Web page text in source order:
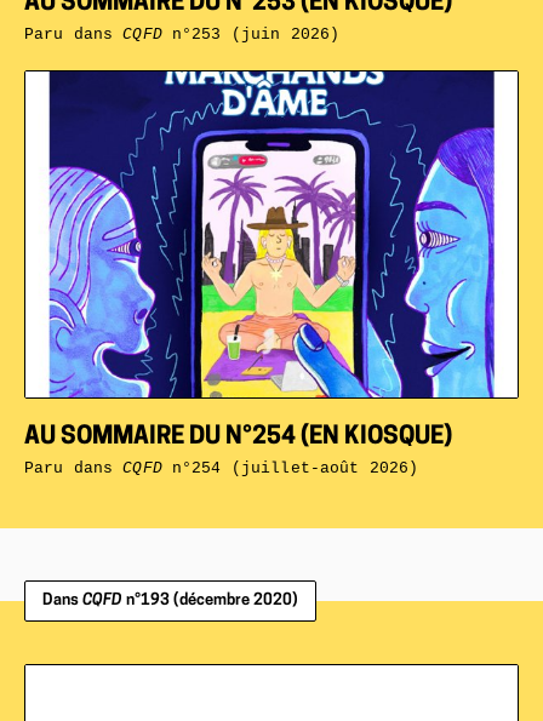
AU SOMMAIRE DU N°254 (EN KIOSQUE)
Paru dansCQFDn°254 (juillet-août 2026)
Paru dansCQFDn°253 (juin 2026)
Dans CQFD n°193 (décembre 2020)